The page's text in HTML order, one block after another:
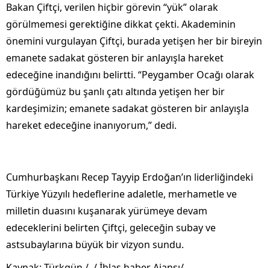
Bakan Çiftçi, verilen hiçbir görevin “yük” olarak
görülmemesi gerektiğine dikkat çekti. Akademinin
önemini vurgulayan Çiftçi, burada yetişen her bir bireyin
emanete sadakat gösteren bir anlayışla hareket
edeceğine inandığını belirtti. “Peygamber Ocağı olarak
gördüğümüz bu şanlı çatı altında yetişen her bir
kardeşimizin; emanete sadakat gösteren bir anlayışla
hareket edeceğine inanıyorum,” dedi.
Cumhurbaşkanı Recep Tayyip Erdoğan’ın liderliğindeki
Türkiye Yüzyılı hedeflerine adaletle, merhametle ve
milletin duasını kuşanarak yürümeye devam
edeceklerini belirten Çiftçi, geleceğin subay ve
astsubaylarına büyük bir vizyon sundu.